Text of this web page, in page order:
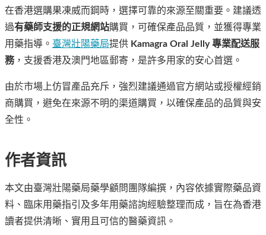
在香港選購果凍威而鋼時，選擇可靠的來源至關重要。建議透
過有藥師支援的正規網站購買，可確保產品品質，並獲得專業
用藥指導。 臺灣壯陽藥局提供 Kamagra Oral Jelly 專業配送服
務，支援香港及澳門地區郵寄，是許多用家的安心首選。
由於市場上仿冒產品充斥，強烈建議通過官方網站或授權經銷
商購買，避免在來源不明的渠道購買，以確保產品的品質與安
全性。
作者資訊
本文由臺灣壯陽藥局藥學顧問團隊編撰，內容依據實際藥品資
料、臨床用藥指引及多年用藥諮詢經驗整理而成，旨在為香港
讀者提供清晰、實用且可信的醫藥資訊。